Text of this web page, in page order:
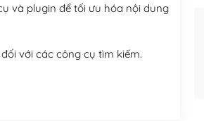
và plugin để tối ưu hóa nội dung
với các công cụ tìm kiếm.